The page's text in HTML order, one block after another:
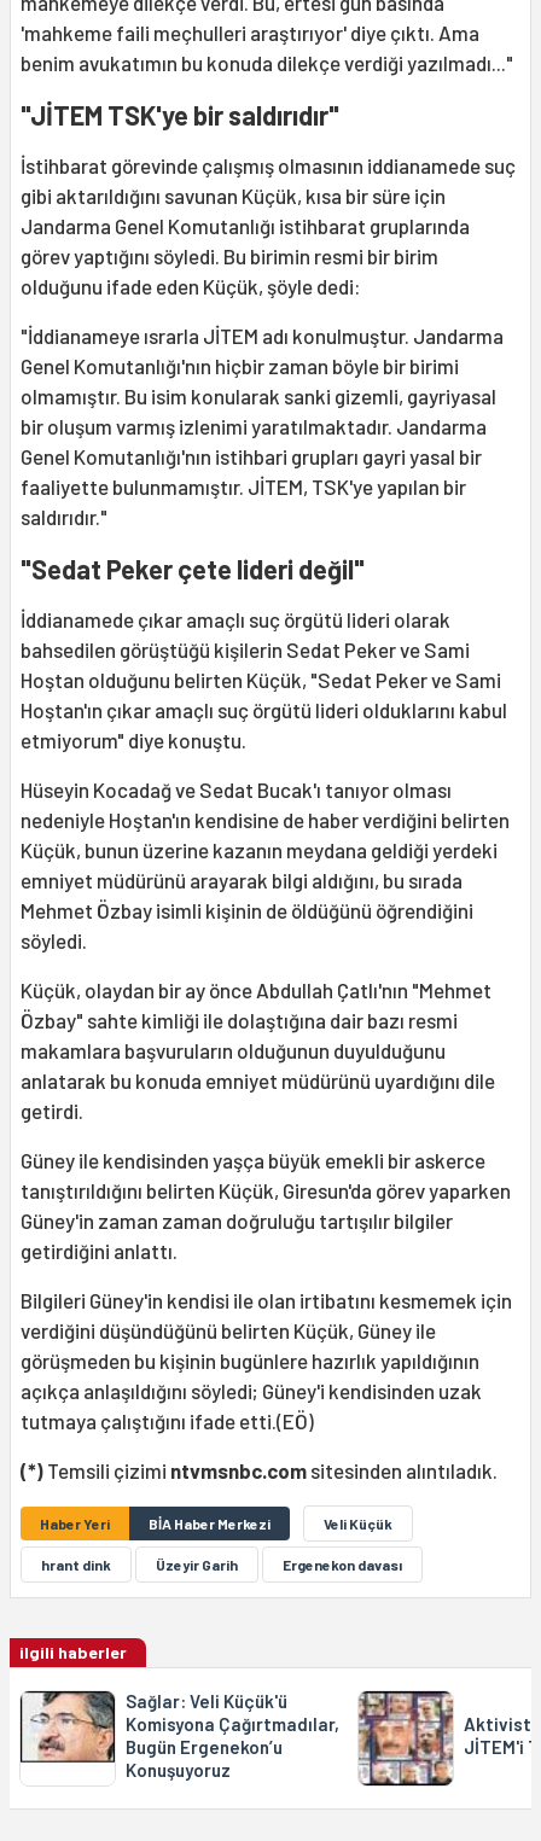
'mahkeme faili meçhulleri araştırıyor' diye çıktı. Ama
benim avukatımın bu konuda dilekçe verdiği yazılmadı..."
"JİTEM TSK'ye bir saldırıdır"
İstihbarat görevinde çalışmış olmasının iddianamede suç
gibi aktarıldığını savunan Küçük, kısa bir süre için
Jandarma Genel Komutanlığı istihbarat gruplarında
görev yaptığını söyledi. Bu birimin resmi bir birim
olduğunu ifade eden Küçük, şöyle dedi:
"İddianameye ısrarla JİTEM adı konulmuştur. Jandarma
Genel Komutanlığı'nın hiçbir zaman böyle bir birimi
olmamıştır. Bu isim konularak sanki gizemli, gayriyasal
bir oluşum varmış izlenimi yaratılmaktadır. Jandarma
Genel Komutanlığı'nın istihbari grupları gayri yasal bir
faaliyette bulunmamıştır. JİTEM, TSK'ye yapılan bir
saldırıdır."
"Sedat Peker çete lideri değil"
İddianamede çıkar amaçlı suç örgütü lideri olarak
bahsedilen görüştüğü kişilerin Sedat Peker ve Sami
Hoştan olduğunu belirten Küçük, "Sedat Peker ve Sami
Hoştan'ın çıkar amaçlı suç örgütü lideri olduklarını kabul
etmiyorum" diye konuştu.
Hüseyin Kocadağ ve Sedat Bucak'ı tanıyor olması
nedeniyle Hoştan'ın kendisine de haber verdiğini belirten
Küçük, bunun üzerine kazanın meydana geldiği yerdeki
emniyet müdürünü arayarak bilgi aldığını, bu sırada
Mehmet Özbay isimli kişinin de öldüğünü öğrendiğini
söyledi.
Küçük, olaydan bir ay önce Abdullah Çatlı'nın "Mehmet
Özbay" sahte kimliği ile dolaştığına dair bazı resmi
makamlara başvuruların olduğunun duyulduğunu
anlatarak bu konuda emniyet müdürünü uyardığını dile
getirdi.
Güney ile kendisinden yaşça büyük emekli bir askerce
tanıştırıldığını belirten Küçük, Giresun'da görev yaparken
Güney'in zaman zaman doğruluğu tartışılır bilgiler
getirdiğini anlattı.
Bilgileri Güney'in kendisi ile olan irtibatını kesmemek için
verdiğini düşündüğünü belirten Küçük, Güney ile
görüşmeden bu kişinin bugünlere hazırlık yapıldığının
açıkça anlaşıldığını söyledi; Güney'i kendisinden uzak
tutmaya çalıştığını ifade etti.(EÖ)
(*) Temsili çizimi ntvmsnbc.com sitesinden alıntıladık.
Haber Yeri BİA Haber Merkezi Veli Küçük
hrant dink Üzeyir Garih Ergenekon davası
ilgili haberler
Sağlar: Veli Küçük'ü
Komisyona Çağırtmadılar,
Bugün Ergenekon’u
Konuşuyoruz
JİTEM'i